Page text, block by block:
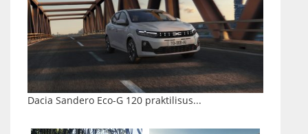
Dacia Sandero Eco-G 120 praktilisus...